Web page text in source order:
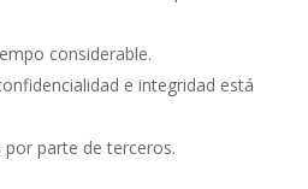
considerable.
e integridad está
parte de terceros.